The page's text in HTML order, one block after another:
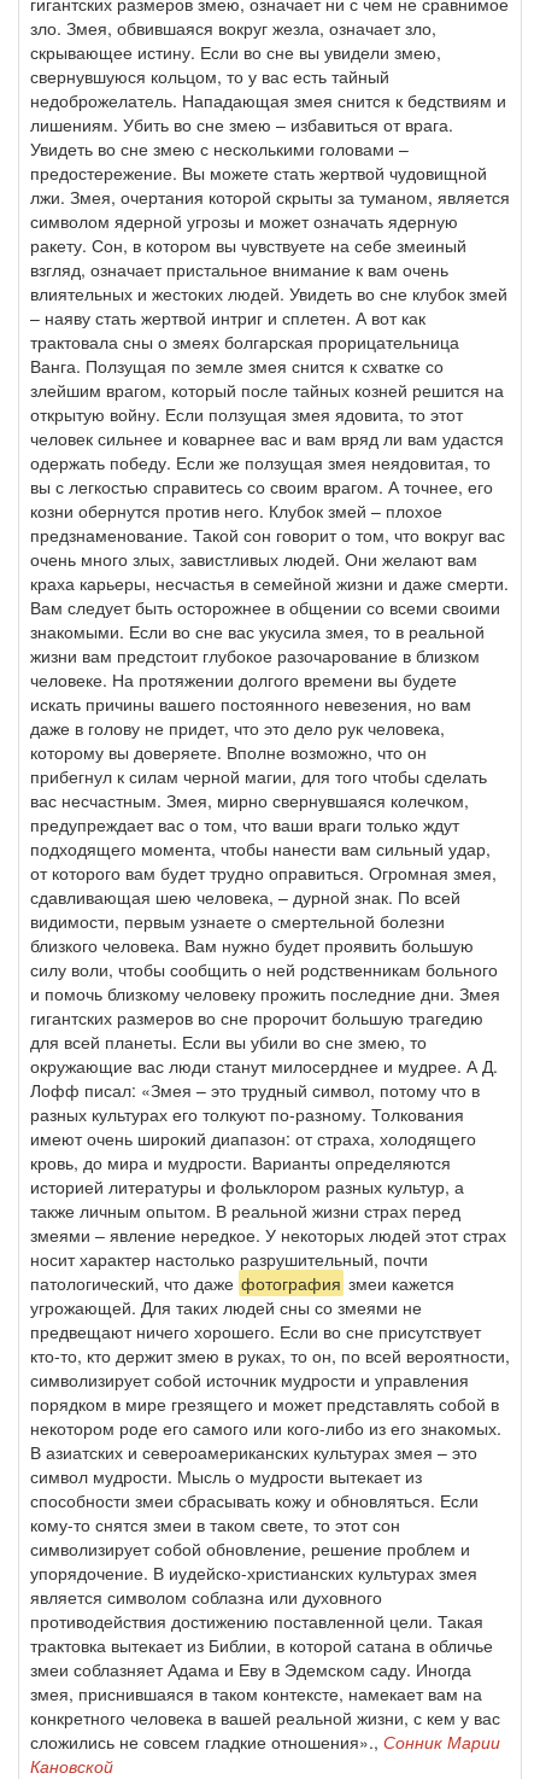
зло. Змея, обвившаяся вокруг жезла, означает зло,
скрывающее истину. Если во сне вы увидели змею,
свернувшуюся кольцом, то у вас есть тайный
недоброжелатель. Нападающая змея снится к бедствиям и
лишениям. Убить во сне змею – избавиться от врага.
Увидеть во сне змею с несколькими головами –
предостережение. Вы можете стать жертвой чудовищной
лжи. Змея, очертания которой скрыты за туманом, является
символом ядерной угрозы и может означать ядерную
ракету. Сон, в котором вы чувствуете на себе змеиный
взгляд, означает пристальное внимание к вам очень
влиятельных и жестоких людей. Увидеть во сне клубок змей
– наяву стать жертвой интриг и сплетен. А вот как
трактовала сны о змеях болгарская прорицательница
Ванга. Ползущая по земле змея снится к схватке со
злейшим врагом, который после тайных козней решится на
открытую войну. Если ползущая змея ядовита, то этот
человек сильнее и коварнее вас и вам вряд ли вам удастся
одержать победу. Если же ползущая змея неядовитая, то
вы с легкостью справитесь со своим врагом. А точнее, его
козни обернутся против него. Клубок змей – плохое
предзнаменование. Такой сон говорит о том, что вокруг вас
очень много злых, завистливых людей. Они желают вам
краха карьеры, несчастья в семейной жизни и даже смерти.
Вам следует быть осторожнее в общении со всеми своими
знакомыми. Если во сне вас укусила змея, то в реальной
жизни вам предстоит глубокое разочарование в близком
человеке. На протяжении долгого времени вы будете
искать причины вашего постоянного невезения, но вам
даже в голову не придет, что это дело рук человека,
которому вы доверяете. Вполне возможно, что он
прибегнул к силам черной магии, для того чтобы сделать
вас несчастным. Змея, мирно свернувшаяся колечком,
предупреждает вас о том, что ваши враги только ждут
подходящего момента, чтобы нанести вам сильный удар,
от которого вам будет трудно оправиться. Огромная змея,
сдавливающая шею человека, – дурной знак. По всей
видимости, первым узнаете о смертельной болезни
близкого человека. Вам нужно будет проявить большую
силу воли, чтобы сообщить о ней родственникам больного
и помочь близкому человеку прожить последние дни. Змея
гигантских размеров во сне пророчит большую трагедию
для всей планеты. Если вы убили во сне змею, то
окружающие вас люди станут милосерднее и мудрее. А Д.
Лофф писал: «Змея – это трудный символ, потому что в
разных культурах его толкуют по-разному. Толкования
имеют очень широкий диапазон: от страха, холодящего
кровь, до мира и мудрости. Варианты определяются
историей литературы и фольклором разных культур, а
также личным опытом. В реальной жизни страх перед
змеями – явление нередкое. У некоторых людей этот страх
носит характер настолько разрушительный, почти
патологический, что даже фотография змеи кажется
угрожающей. Для таких людей сны со змеями не
предвещают ничего хорошего. Если во сне присутствует
кто-то, кто держит змею в руках, то он, по всей вероятности,
символизирует собой источник мудрости и управления
порядком в мире грезящего и может представлять собой в
некотором роде его самого или кого-либо из его знакомых.
В азиатских и североамериканских культурах змея – это
символ мудрости. Мысль о мудрости вытекает из
способности змеи сбрасывать кожу и обновляться. Если
кому-то снятся змеи в таком свете, то этот сон
символизирует собой обновление, решение проблем и
упорядочение. В иудейско-христианских культурах змея
является символом соблазна или духовного
противодействия достижению поставленной цели. Такая
трактовка вытекает из Библии, в которой сатана в обличье
змеи соблазняет Адама и Еву в Эдемском саду. Иногда
змея, приснившаяся в таком контексте, намекает вам на
конкретного человека в вашей реальной жизни, с кем у вас
сложились не совсем гладкие отношения»., Сонник Марии
Кановской